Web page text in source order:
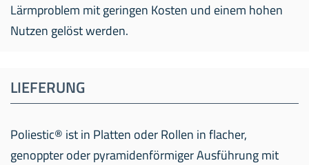
Lärmproblem mit geringen Kosten und einem hohen
Nutzen gelöst werden.
LIEFERUNG
Poliestic® ist in Platten oder Rollen in flacher,
genoppter oder pyramidenförmiger Ausführung mit